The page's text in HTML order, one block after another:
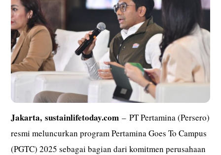
Jakarta,sustainlifetoday.com – PT Pertamina (Persero)
resmi meluncurkan program Pertamina Goes To Campus
(PGTC) 2025 sebagai bagian dari komitmen perusahaan